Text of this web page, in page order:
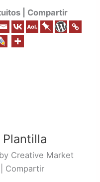
| Compartir
Creative Market
Compartir